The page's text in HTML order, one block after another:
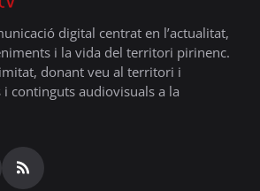
digital centrat en l’actualitat,
i la vida del territori pirinenc.
donant veu al territori i
continguts audiovisuals a la